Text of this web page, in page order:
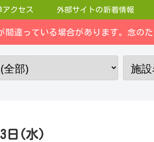
アクセス 外部サイトの新着情報
違っている場合があります。念の
日(水)